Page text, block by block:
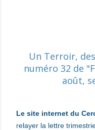
Un Terroir,
numéro 32 de
août,
Le site internet du
relayer la lettre